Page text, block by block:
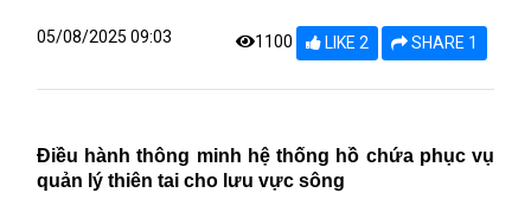
05/08/2025 09:03 1100 LIKE 2 SHARE 1
Điều hành thông minh hệ thống hồ chứa phục vụ
quản lý thiên tai cho lưu vực sông